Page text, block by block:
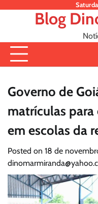
Blog
Governo de
matrículas
em escolas da
Posted on 18 de